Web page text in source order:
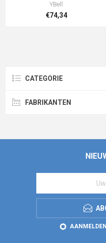
YBell
€74,34
CATEGORIE
FABRIKANTEN
AANMELDEN